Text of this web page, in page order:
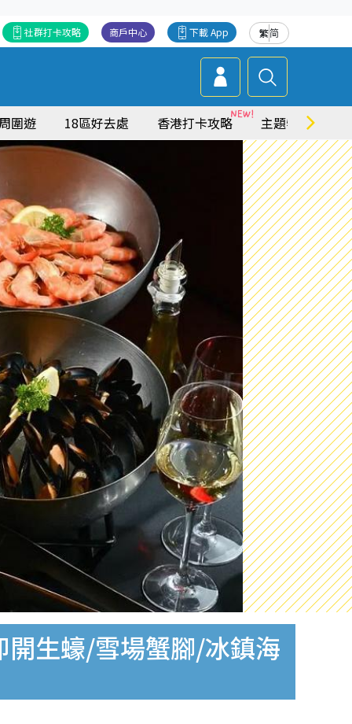
繁简
下載 App
商戶中心
社群打卡攻略
圍遊 18區好去處 香港打卡攻略 主題特集
生蠔/雪場蟹腳/冰鎮海